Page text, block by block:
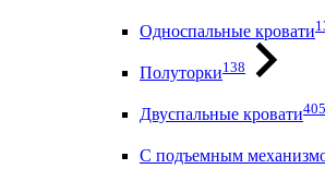
Односпальные кровати
Полуторки138
Двуспальные кровати405
С подъемным